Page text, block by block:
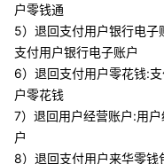
户零钱通
5）退回支付用户银行电子
支付用户银行电子账户
6）退回支付用户零花钱:
户零花钱
7）退回用户经营账户:用
户
8）退回支付用户来华零钱